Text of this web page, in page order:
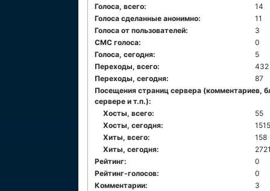
Голоса, всего:
14
Голоса сделанные анонимно:
11
Голоса от пользователей:
3
СМС голоса:
0
Голоса, сегодня:
5
Переходы, всего:
432
Переходы, сегодня:
87
Посещения страниц сервера (комментариев,
сервере и т.п.):
Хосты, всего:
55
Хосты, сегодня:
1515
Хиты, всего:
158
Хиты, сегодня:
Рейтинг:
0
Рейтинг-голосов:
0
Комментарии:
3